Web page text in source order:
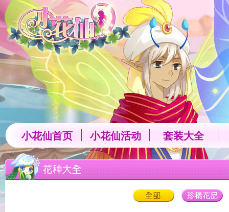
返回小花仙游戏-淘米小花仙官方网站
小花仙首页 小花仙活动 套装大全